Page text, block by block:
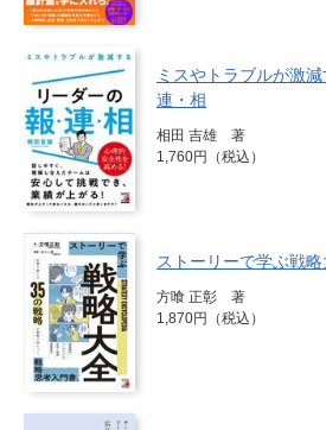
ミスやトラブルが激
連・相
相田 吉雄 著
1,760円（税込）
ストーリーで学ぶ戦
方喰 正彰 著
1,870円（税込）